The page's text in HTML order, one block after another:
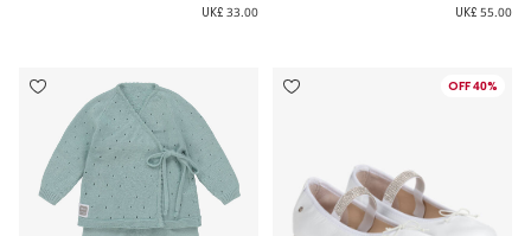
UK£ 55.00
UK£ 33.00
40% OFF